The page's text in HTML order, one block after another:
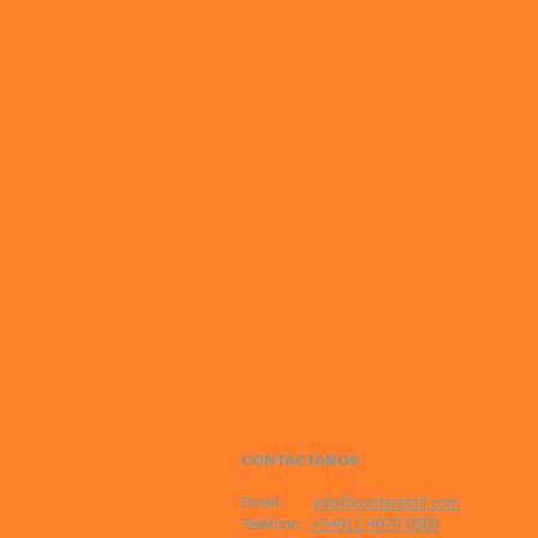
CONTACTANOS
Email: info@cordaretail.com
Teléfono: +54911 4079 0580